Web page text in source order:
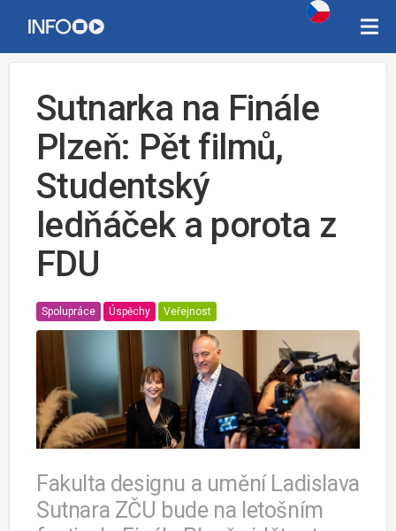
Sutnarka na Finále
Plzeň: Pět filmů,
Studentský
ledňáček a porota z
FDU
Spolupráce Úspěchy Veřejnost
Fakulta designu a umění Ladislava
Sutnara ZČU bude na letošním